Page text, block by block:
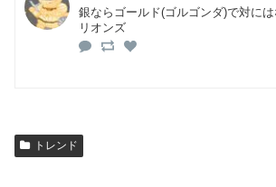
銀ならゴールド(ゴルゴンダ)で対に
リオンズ
トレンド